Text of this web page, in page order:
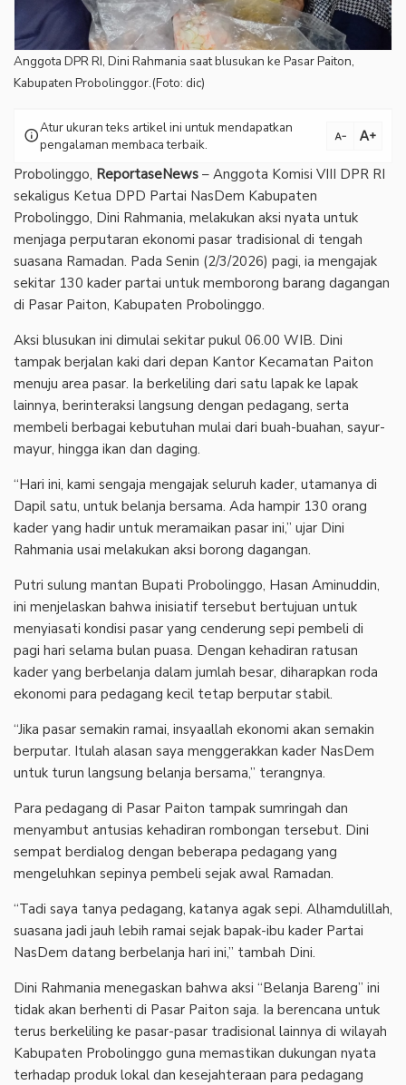
Anggota DPR RI, Dini Rahmania saat blusukan ke Pasar Paiton,
Kabupaten Probolinggor.(Foto: dic)
infoAtur ukuran teks artikel ini untuk mendapatkan
pengalaman membaca terbaik.
text_decrease text_increase
Probolinggo, ReportaseNews – Anggota Komisi VIII DPR RI
sekaligus Ketua DPD Partai NasDem Kabupaten
Probolinggo, Dini Rahmania, melakukan aksi nyata untuk
menjaga perputaran ekonomi pasar tradisional di tengah
suasana Ramadan. Pada Senin (2/3/2026) pagi, ia mengajak
sekitar 130 kader partai untuk memborong barang dagangan
di Pasar Paiton, Kabupaten Probolinggo.
Aksi blusukan ini dimulai sekitar pukul 06.00 WIB. Dini
tampak berjalan kaki dari depan Kantor Kecamatan Paiton
menuju area pasar. Ia berkeliling dari satu lapak ke lapak
lainnya, berinteraksi langsung dengan pedagang, serta
membeli berbagai kebutuhan mulai dari buah-buahan, sayur-
mayur, hingga ikan dan daging.
“Hari ini, kami sengaja mengajak seluruh kader, utamanya di
Dapil satu, untuk belanja bersama. Ada hampir 130 orang
kader yang hadir untuk meramaikan pasar ini,” ujar Dini
Rahmania usai melakukan aksi borong dagangan.
Putri sulung mantan Bupati Probolinggo, Hasan Aminuddin,
ini menjelaskan bahwa inisiatif tersebut bertujuan untuk
menyiasati kondisi pasar yang cenderung sepi pembeli di
pagi hari selama bulan puasa. Dengan kehadiran ratusan
kader yang berbelanja dalam jumlah besar, diharapkan roda
ekonomi para pedagang kecil tetap berputar stabil.
“Jika pasar semakin ramai, insyaallah ekonomi akan semakin
berputar. Itulah alasan saya menggerakkan kader NasDem
untuk turun langsung belanja bersama,” terangnya.
Para pedagang di Pasar Paiton tampak sumringah dan
menyambut antusias kehadiran rombongan tersebut. Dini
sempat berdialog dengan beberapa pedagang yang
mengeluhkan sepinya pembeli sejak awal Ramadan.
“Tadi saya tanya pedagang, katanya agak sepi. Alhamdulillah,
suasana jadi jauh lebih ramai sejak bapak-ibu kader Partai
NasDem datang berbelanja hari ini,” tambah Dini.
Dini Rahmania menegaskan bahwa aksi “Belanja Bareng” ini
tidak akan berhenti di Pasar Paiton saja. Ia berencana untuk
terus berkeliling ke pasar-pasar tradisional lainnya di wilayah
Kabupaten Probolinggo guna memastikan dukungan nyata
terhadap produk lokal dan kesejahteraan para pedagang